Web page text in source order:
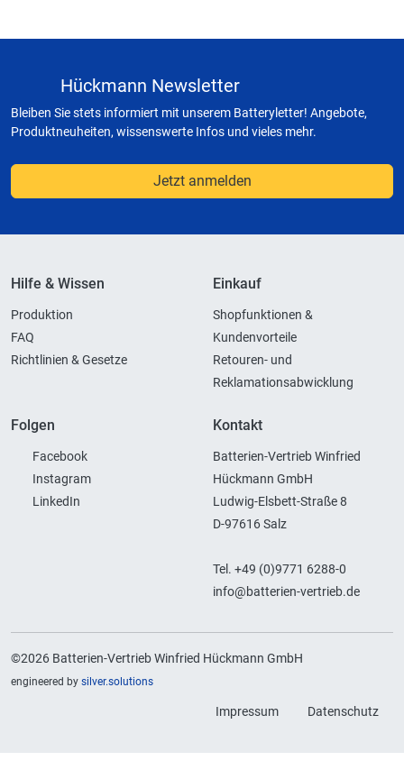
Hückmann Newsletter
Bleiben Sie stets informiert mit unserem Batteryletter! Angebote,
Produktneuheiten, wissenswerte Infos und vieles mehr.
Jetzt anmelden
Hilfe & Wissen
Produktion
FAQ
Richtlinien & Gesetze
Einkauf
Shopfunktionen &
Kundenvorteile
Retouren- und
Reklamationsabwicklung
Folgen
Facebook
Instagram
LinkedIn
Kontakt
Batterien-Vertrieb Winfried
Hückmann GmbH
Ludwig-Elsbett-Straße 8
D-97616 Salz
Tel. +49 (0)9771 6288-0
info@batterien-vertrieb.de
©2026 Batterien-Vertrieb Winfried Hückmann GmbH
engineered by silver.solutions
Impressum Datenschutz